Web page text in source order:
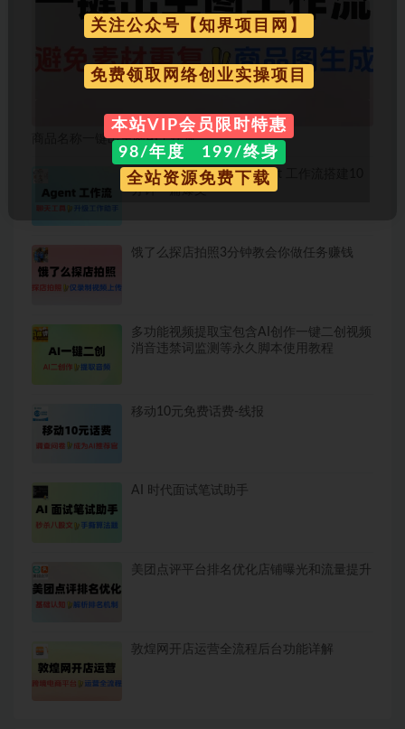
商品名称一键出主图AI工作流
普通人也能学会的AI Agent 工作流搭建10
分钟一篇爆文
饿了么探店拍照3分钟教会你做任务赚钱
多功能视频提取宝包含AI创作一键二创视频
消音违禁词监测等永久脚本使用教程
移动10元免费话费-线报
AI 时代面试笔试助手
美团点评平台排名优化店铺曝光和流量提升
敦煌网开店运营全流程后台功能详解
关注公众号【知界项目网】
免费领取网络创业实操项目
本站VIP会员限时特惠
98/年度 199/终身
全站资源免费下载